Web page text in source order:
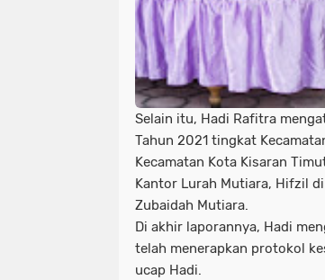
Selain itu, Hadi Rafitra
Tahun 2021 tingkat
Kecamatan Kota Kisaran
Kantor Lurah Mutiara, Hifzil
Zubaidah Mutiara.
Di akhir laporannya, Hadi
telah menerapkan protokol
ucap Hadi.